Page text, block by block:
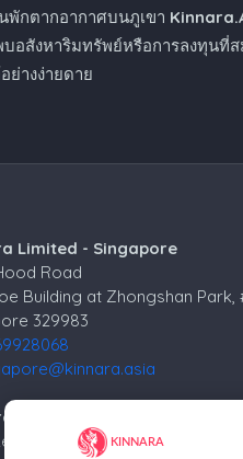
พักตากอากาศบนภูเขา
อสังหาริมทรัพย์หรือการลงทุนที่
ย่างง่ายดาย
Limited - Singapore
Road
Building at Zhongshan Park,
329983
Limited - Russia
per.